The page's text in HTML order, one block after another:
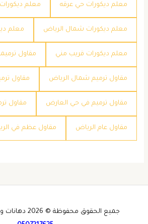
معلم ديكورات حي عرقه معلم
معلم ديكورات شمال الرياض معلم
معلم ديكورات قريب مني مقاول
مقاول ترميم شمال الرياض مقاول
مقاول ترميم في حي العارض مقاول
مقاول عام الرياض مقاول عظم في
جميع الحقوق محفوظة © 2026 دهانات وديكورات الرياض -